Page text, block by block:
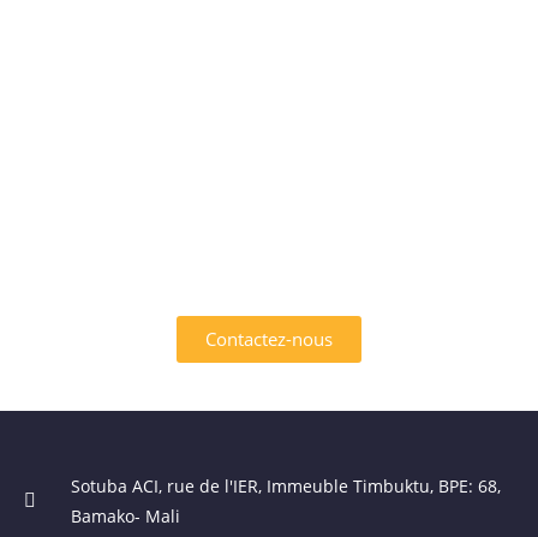
Contactez-nous
Sotuba ACI, rue de l'IER, Immeuble Timbuktu, BPE: 68,
Bamako- Mali